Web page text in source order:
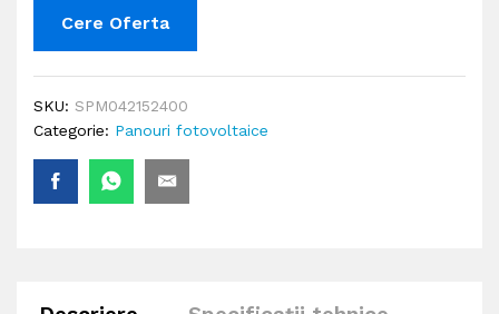
Cere Oferta
SKU: SPM042152400
Categorie: Panouri fotovoltaice